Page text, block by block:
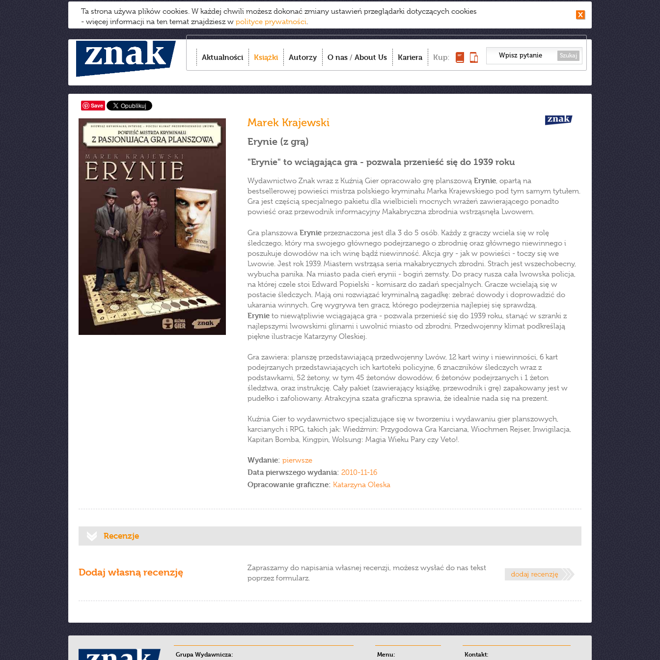
Ta strona używa plików cookies. W każdej chwili możesz dokonać zmiany ustawień przeglądarki dotyczących cookies
- więcej informacji na ten temat znajdziesz w polityce prywatności.
Aktualności Książki Autorzy O nas / About Us Kariera Kup: Szukaj
Save
Marek Krajewski
Erynie (z grą)
"Erynie" to wciągająca gra - pozwala przenieść się do 1939 roku
Wydawnictwo Znak wraz z Kuźnią Gier opracowało grę planszową Erynie, opartą na
bestsellerowej powieści mistrza polskiego kryminału Marka Krajewskiego pod tym samym tytułem.
Gra jest częścią specjalnego pakietu dla wielbicieli mocnych wrażeń zawierającego ponadto
powieść oraz przewodnik informacyjny Makabryczna zbrodnia wstrząsnęła Lwowem.
Gra planszowa Erynie przeznaczona jest dla 3 do 5 osób. Każdy z graczy wciela się w rolę
śledczego, który ma swojego głównego podejrzanego o zbrodnię oraz głównego niewinnego i
poszukuje dowodów na ich winę bądź niewinność. Akcja gry - jak w powieści - toczy się we
Lwowie. Jest rok 1939. Miastem wstrząsa seria makabrycznych zbrodni. Strach jest wszechobecny,
wybucha panika. Na miasto pada cień erynii - bogiń zemsty. Do pracy rusza cała lwowska policja,
na której czele stoi Edward Popielski - komisarz do zadań specjalnych. Gracze wcielają się w
postacie śledczych. Mają oni rozwiązać kryminalną zagadkę: zebrać dowody i doprowadzić do
ukarania winnych. Grę wygrywa ten gracz, którego podejrzenia najlepiej się sprawdzą.
Erynie to niewątpliwie wciągająca gra - pozwala przenieść się do 1939 roku, stanąć w szranki z
najlepszymi lwowskimi glinami i uwolnić miasto od zbrodni. Przedwojenny klimat podkreślają
piękne ilustracje Katarzyny Oleskiej.
Gra zawiera: planszę przedstawiającą przedwojenny Lwów, 12 kart winy i niewinności, 6 kart
podejrzanych przedstawiających ich kartoteki policyjne, 6 znaczników śledczych wraz z
podstawkami, 52 żetony, w tym 45 żetonów dowodów, 6 żetonów podejrzanych i 1 żeton
śledztwa, oraz instrukcję. Cały pakiet (zawierający książkę, przewodnik i grę) zapakowany jest w
pudełko i zafoliowany. Atrakcyjna szata graficzna sprawia, że idealnie nada się na prezent.
Kuźnia Gier to wydawnictwo specjalizujące się w tworzeniu i wydawaniu gier planszowych,
karcianych i RPG, takich jak: Wiedźmin: Przygodowa Gra Karciana, Wiochmen Rejser, Inwigilacja,
Kapitan Bomba, Kingpin, Wolsung: Magia Wieku Pary czy Veto!.
Wydanie: pierwsze
Data pierwszego wydania: 2010-11-16
Opracowanie graficzne: Katarzyna Oleska
Recenzje
Dodaj własną recenzję
Zapraszamy do napisania własnej recenzji, możesz wysłać do nas tekst
poprzez formularz.
Grupa Wydawnicza: Menu: Kontakt: